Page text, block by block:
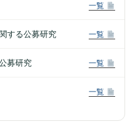
一覧
する公募研究 一覧
募研究 一覧
一覧